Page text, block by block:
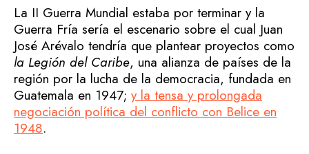
La II Guerra Mundial estaba por terminar y la
Guerra Fría sería el escenario sobre el cual Juan
José Arévalo tendría que plantear proyectos como
la Legión del Caribe, una alianza de países de la
región por la lucha de la democracia, fundada en
Guatemala en 1947; y la tensa y prolongada
negociación política del conflicto con Belice en
1948.